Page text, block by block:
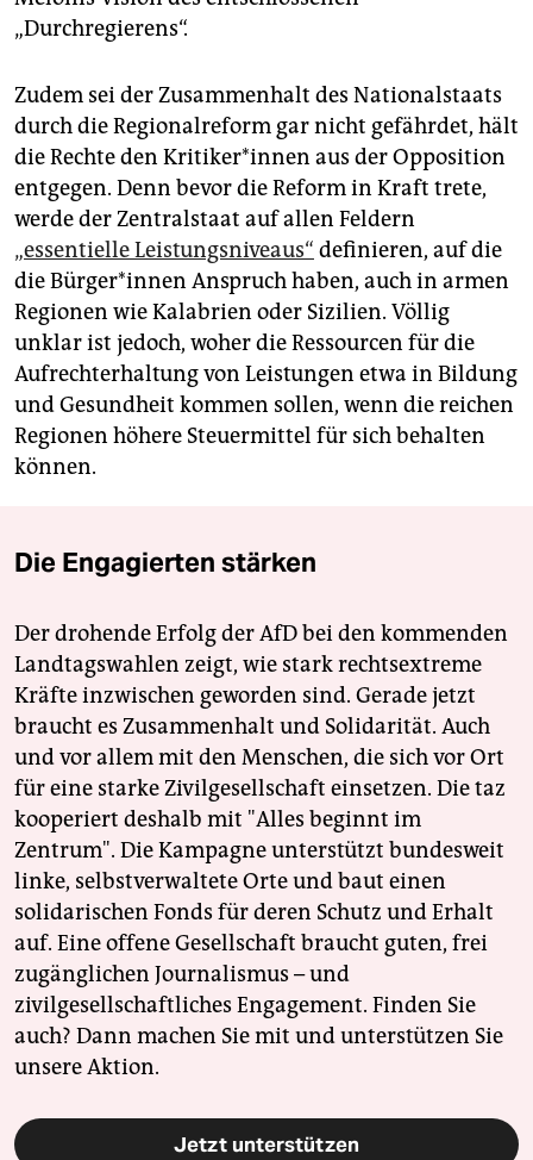
„Durchregierens“.
Zudem sei der Zusammenhalt des Nationalstaats
durch die Regionalreform gar nicht gefährdet, hält
die Rechte den Kri­ti­ke­r*in­nen aus der Opposition
entgegen. Denn bevor die Reform in Kraft trete,
werde der Zentralstaat auf allen Feldern
„essentielle Leistungsniveaus“ definieren, auf die
die Bür­ge­r*in­nen Anspruch haben, auch in armen
Regionen wie Kalabrien oder Sizilien. Völlig
unklar ist jedoch, woher die Ressourcen für die
Aufrechterhaltung von Leistungen etwa in Bildung
und Gesundheit kommen sollen, wenn die reichen
Regionen höhere Steuermittel für sich behalten
können.
Die Engagierten stärken
Der drohende Erfolg der AfD bei den kommenden
Landtagswahlen zeigt, wie stark rechtsextreme
Kräfte inzwischen geworden sind. Gerade jetzt
braucht es Zusammenhalt und Solidarität. Auch
und vor allem mit den Menschen, die sich vor Ort
für eine starke Zivilgesellschaft einsetzen. Die taz
kooperiert deshalb mit "Alles beginnt im
Zentrum". Die Kampagne unterstützt bundesweit
linke, selbstverwaltete Orte und baut einen
solidarischen Fonds für deren Schutz und Erhalt
auf. Eine offene Gesellschaft braucht guten, frei
zugänglichen Journalismus – und
zivilgesellschaftliches Engagement. Finden Sie
auch? Dann machen Sie mit und unterstützen Sie
unsere Aktion.
Jetzt unterstützen